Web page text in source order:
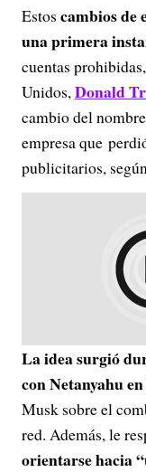
Estos cambios de
una primera
cuentas
Unidos,Donald
cambio del
empresa que
publicitarios,
La idea surgió
con Netanyahu
Musk sobre el
red. Además, le
orientarse hacia